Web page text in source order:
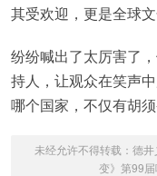
其受欢迎，更是全球
纷纷喊出了太厉害了
持人，让观众在笑声
哪个国家，不仅有胡
未经允许不得转载： 德井
变》第99